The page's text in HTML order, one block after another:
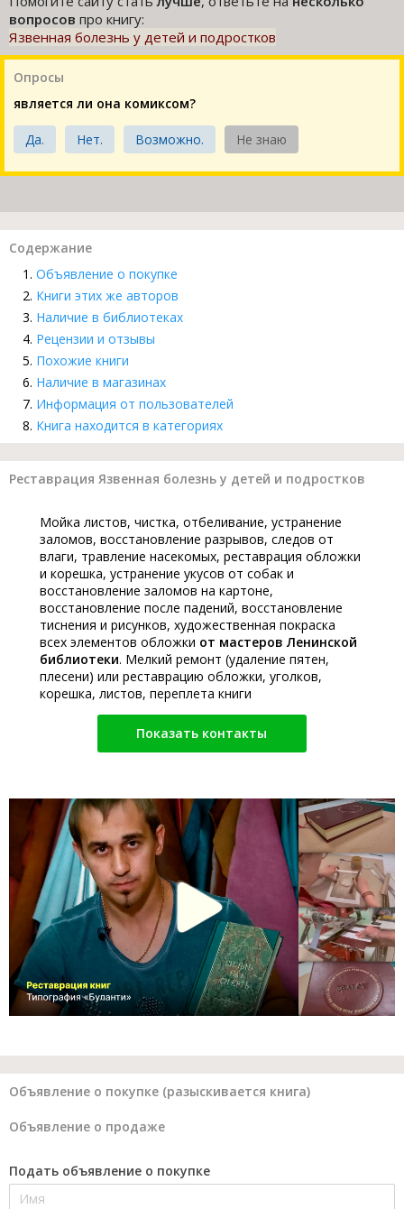
вопросов про книгу:
Язвенная болезнь у детей и подростков
Опросы
является ли она комиксом?
Да. Нет. Возможно. Не знаю
Содержание
Объявление о покупке
Книги этих же авторов
Наличие в библиотеках
Рецензии и отзывы
Похожие книги
Наличие в магазинах
Информация от пользователей
Книга находится в категориях
Реставрация Язвенная болезнь у детей и подростков
Мойка листов, чистка, отбеливание, устранение
заломов, восстановление разрывов, следов от
влаги, травление насекомых, реставрация обложки
и корешка, устранение укусов от собак и
восстановление заломов на картоне,
восстановление после падений, восстановление
тиснения и рисунков, художественная покраска
всех элементов обложки от мастеров Ленинской
библиотеки. Мелкий ремонт (удаление пятен,
плесени) или реставрацию обложки, уголков,
корешка, листов, переплета книги
Показать контакты
Объявление о покупке (разыскивается книга)
Объявление о продаже
Подать объявление о покупке